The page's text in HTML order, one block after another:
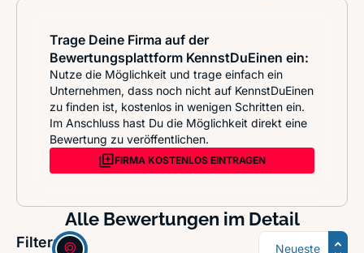
Trage Deine Firma auf der
Bewertungsplattform KennstDuEinen ein:
Nutze die Möglichkeit und trage einfach ein
Unternehmen, dass noch nicht auf KennstDuEinen
zu finden ist, kostenlos in wenigen Schritten ein.
Im Anschluss hast Du die Möglichkeit direkt eine
Bewertung zu veröffentlichen.
FIRMA KOSTENLOS EINTRAGEN
Alle Bewertungen im Detail
Filter: Sortierung